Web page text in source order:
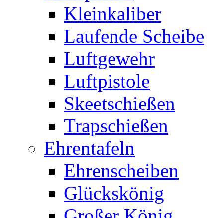
Kleinkaliber
Laufende Scheibe
Luftgewehr
Luftpistole
Skeetschießen
Trapschießen
Ehrentafeln
Ehrenscheiben
Glückskönig